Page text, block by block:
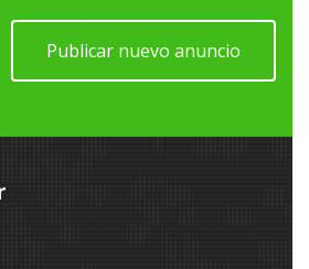
Publicar nuevo anuncio